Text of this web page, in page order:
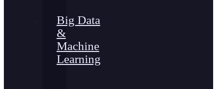
Big Data
&
Machine
Learning